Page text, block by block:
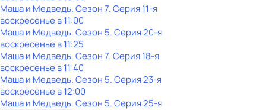
Маша и Медведь. Сезон 7. Серия 11-я
воскресенье в11:00
Маша и Медведь. Сезон 5. Серия 20-я
воскресенье в11:25
Маша и Медведь. Сезон 7. Серия 18-я
воскресенье в11:40
Маша и Медведь. Сезон 5. Серия 23-я
воскресенье в12:00
Маша и Медведь. Сезон 5. Серия 25-я